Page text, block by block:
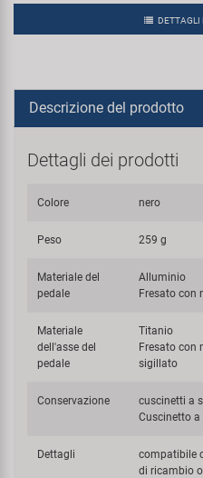
DETTAGLI
Descrizione del prodotto
Dettagli dei prodotti
Colore nero
Peso 259 g
Materiale del
pedale
Alluminio
Fresato con
Materiale
dell'asse del
pedale
Titanio
Fresato con
sigillato
Conservazione
cuscinetti a
Cuscinetto a
Dettagli
compatibile
di ricambio